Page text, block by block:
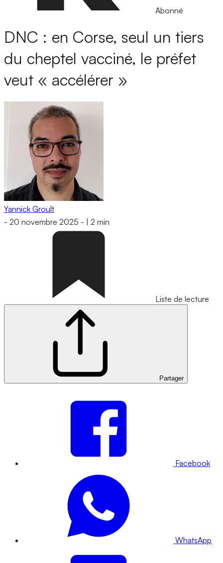
Abonné
DNC : en Corse, seul un tiers
du cheptel vacciné, le préfet
veut « accélérer »
Yannick Groult
- 20 novembre 2025 - 2 min
Liste de lecture
Partager
Facebook
WhatsApp